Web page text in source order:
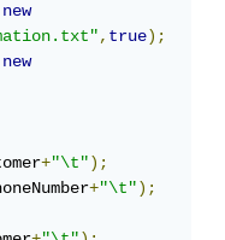
new
,true);
new
+"\t");
+"\t");